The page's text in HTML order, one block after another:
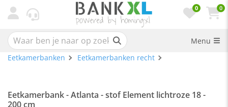
0 0
Menu
Eetkamerbanken
Eetkamerbanken recht
Eetkamerbank - Atlanta - stof Element lichtroze 18 -
200 cm